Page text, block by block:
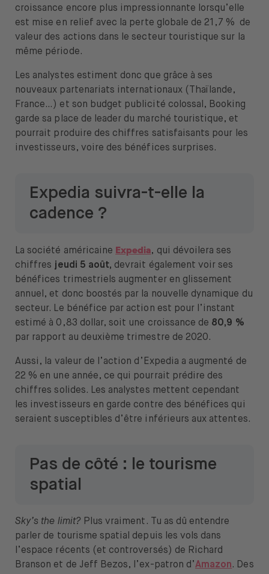
croissance encore plus impressionnante lorsqu’elle
est mise en relief avec la perte globale de 21,7 % de
valeur des actions dans le secteur touristique sur la
même période.
Les analystes estiment donc que grâce à ses
nouveaux partenariats internationaux (Thaïlande,
France…) et son budget publicité colossal, Booking
garde sa place de leader du marché touristique, et
pourrait produire des chiffres satisfaisants pour les
investisseurs, voire des bénéfices surprises.
Expedia suivra-t-elle la
cadence ?
La société américaine Expedia, qui dévoilera ses
chiffres jeudi 5 août, devrait également voir ses
bénéfices trimestriels augmenter en glissement
annuel, et donc boostés par la nouvelle dynamique du
secteur. Le bénéfice par action est pour l’instant
estimé à 0,83 dollar, soit une croissance de 80,9 %
par rapport au deuxième trimestre de 2020.
Aussi, la valeur de l’action d’Expedia a augmenté de
22 % en une année, ce qui pourrait prédire des
chiffres solides. Les analystes mettent cependant
les investisseurs en garde contre des bénéfices qui
seraient susceptibles d’être inférieurs aux attentes.
Pas de côté : le tourisme
spatial
Sky’s the limit? Plus vraiment. Tu as dû entendre
parler de tourisme spatial depuis les vols dans
l’espace récents (et controversés) de Richard
Branson et de Jeff Bezos, l’ex-patron d’Amazon. Des